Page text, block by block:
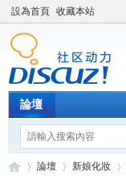
設為首頁 收藏本站
論壇
論壇 新娘化妝